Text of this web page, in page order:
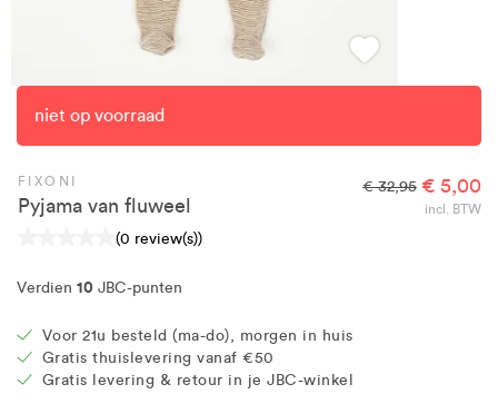
niet op voorraad
FIXONI
Pyjama van fluweel
(0 review(s))
€ 32,95 € 5,00
incl. BTW
Verdien 10 JBC-punten
Voor 21u besteld (ma-do), morgen in huis
Gratis thuislevering vanaf €50
Gratis levering & retour in je JBC-winkel